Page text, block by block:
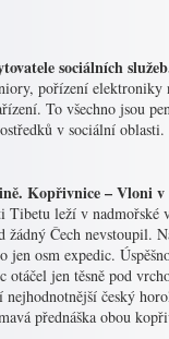
sociálních
pořízení
To všechno jsou
v sociální oblasti.
Kopřivnice – Vloni
leží v nadmořské
Čech nevstoupil.
jen osm expedic.
jen těsně pod
nejhodnotnější český
přednáška obou